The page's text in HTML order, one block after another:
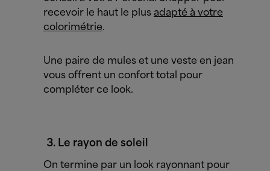
recevoir le haut le plus adapté à votre
colorimétrie.
Une paire de mules et une veste en jean
vous offrent un confort total pour
compléter ce look.
Le rayon de soleil
On termine par un look rayonnant pour